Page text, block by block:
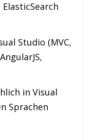
Studio (MVC,
in Visual
Sprachen